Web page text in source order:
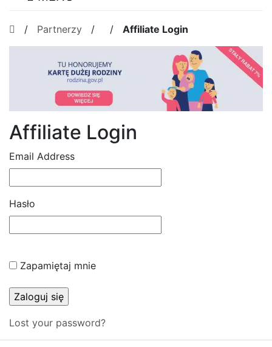
/ Partnerzy / / Affiliate Login
Affiliate Login
Email Address
Hasło
Zapamiętaj mnie
Lost your password?